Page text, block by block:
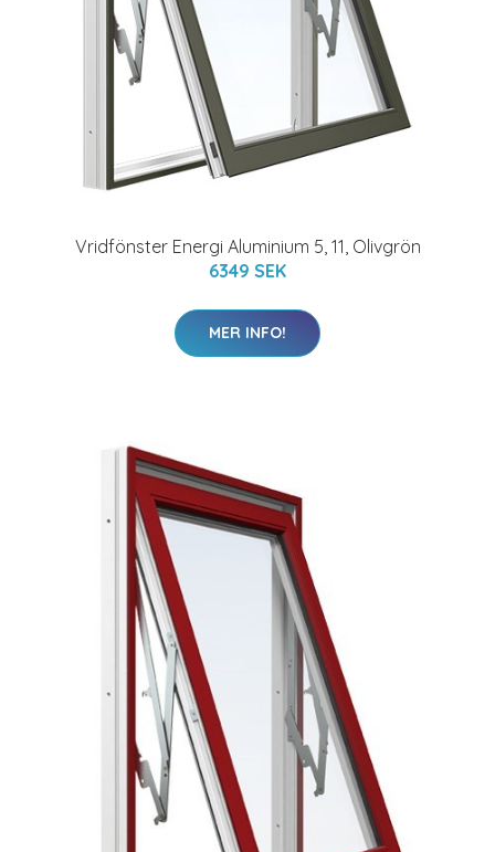
Vridfönster Energi Aluminium 5, 11, Olivgrön
6349 SEK
MER INFO!